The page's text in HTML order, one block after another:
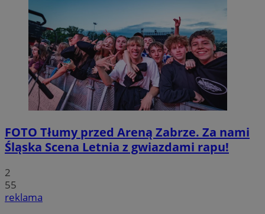
FOTO Tłumy przed Areną Zabrze. Za nami
Śląska Scena Letnia z gwiazdami rapu!
2
55
reklama